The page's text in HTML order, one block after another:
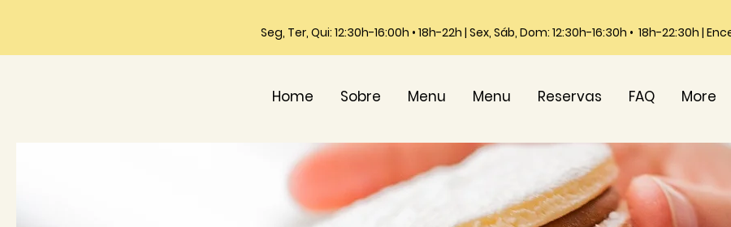
Seg, Ter, Qui: 12:30h-16:00h • 18h-22h | Sex, Sáb, Dom: 12:30h-16:30h • 18h-22:30h |
Home Sobre Menu Menu Reservas FAQ More